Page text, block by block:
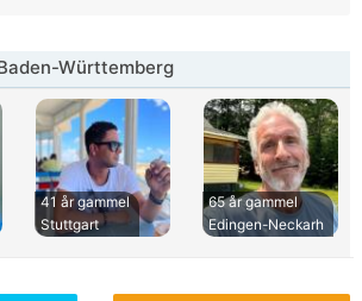
Württemberg
41 år gammel
Stuttgart
65 år gammel
Edingen-Neckarh